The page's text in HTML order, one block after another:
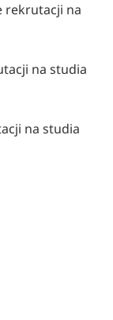
rekrutacji na
na studia
na studia